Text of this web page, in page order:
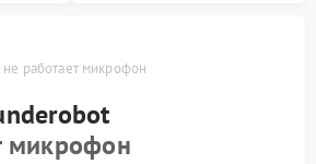
работает микрофон
микрофон